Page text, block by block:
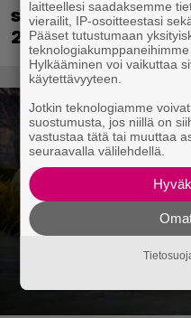
saapuu ensi
2 päivättiin
laitteellesi saadaksemme
vierailit, IP-osoitteestasi
Pääset tutustumaan
Hylkääminen voi vaikuttaa
käytettävyyteen.
Jotkin teknologiamme
suostumusta, jos niillä on
vastustaa tätä tai muuttaa
seuraavalla välilehdellä.